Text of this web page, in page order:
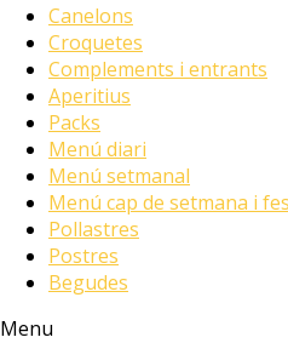
Canelons
Croquetes
Complements i entrants
Aperitius
Packs
Menú diari
Menú setmanal
Menú cap de setmana i
Pollastres
Postres
Begudes
Menu